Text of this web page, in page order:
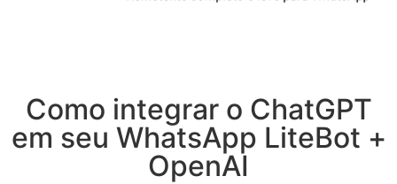
Como integrar o ChatGPT
em seu WhatsApp LiteBot +
OpenAI